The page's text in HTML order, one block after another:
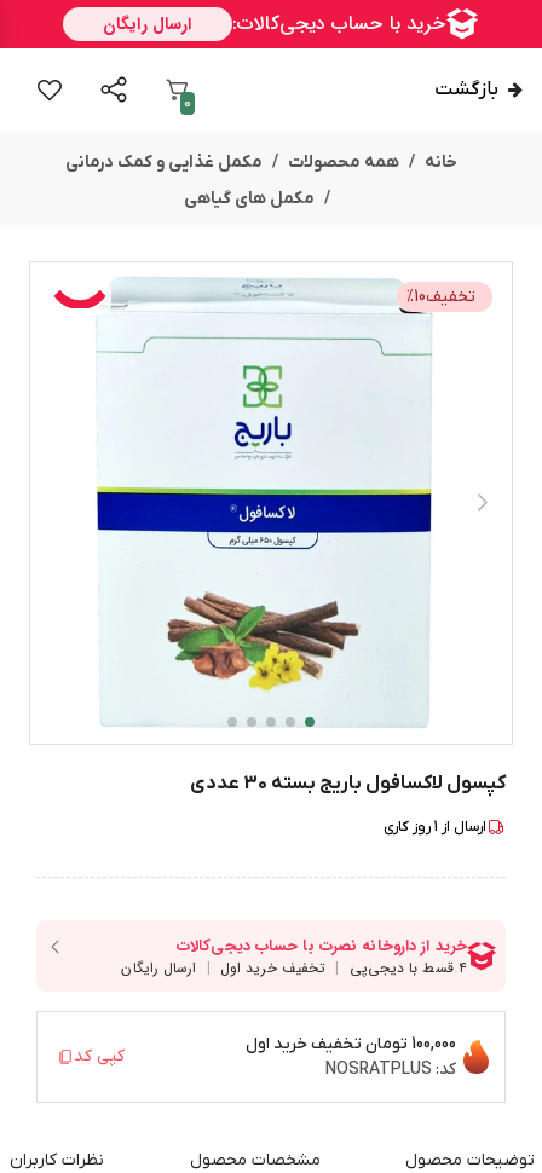
بازگشت
0
خانه همه محصولات
مکمل غذایی و کمک درمانی
مکمل های گیاهی
تخفیف %10
کپسول لاکسافول باریج بسته 30 عددی
ارسال از 1روز کاری
100,000 تومان
تخفیف خرید اول
کد: NOSRATPLUS
کپی کد
توضیحات محصول مشخصات محصول نظرات کاربران